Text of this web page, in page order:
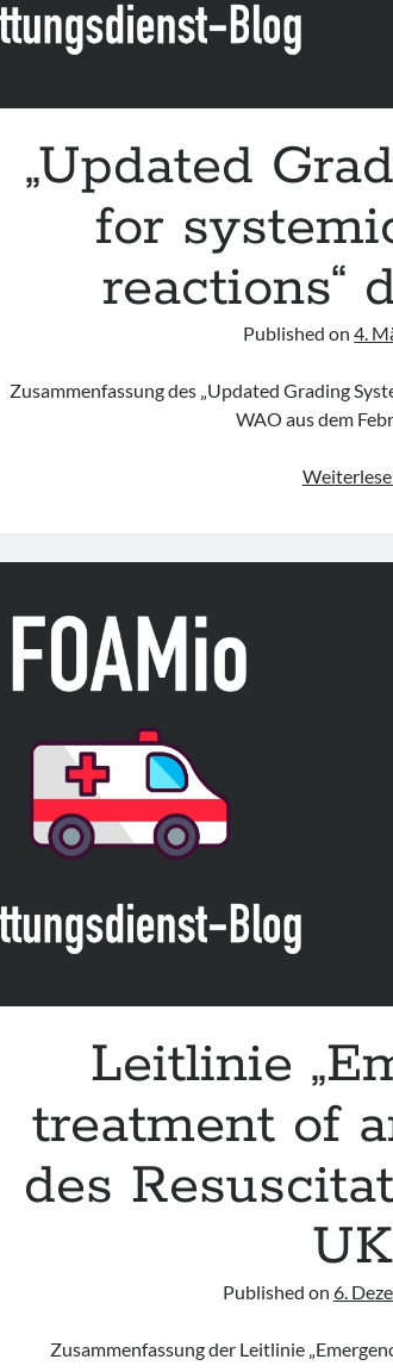
„Updated
for
reactions“
Published on4.
Zusammenfassung des „Updated Grading
WAO aus dem
Leitlinie
treatment of
des
UK
Published on 6.
Zusammenfassung der Leitlinie